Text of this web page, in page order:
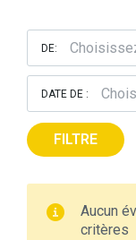
DE:
DATE DE :
FILTRE
Aucun
critères